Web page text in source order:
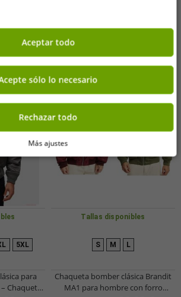
5XL
para
Chaqueta
Tallas disponibles
S M L
Chaqueta bomber clásica Brandit
MA1 para hombre con forro
Aceptar todo
sólo lo necesario
Rechazar todo
Más ajustes